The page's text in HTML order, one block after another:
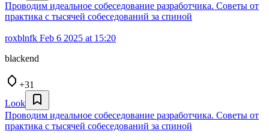
Проводим идеальное собеседование разработчика. Советы от
практика с тысячей собеседований за спиной
roxblnfk Feb 6 2025 at 15:20
blackend
+31
Look
Проводим идеальное собеседование разработчика. Советы от
практика с тысячей собеседований за спиной